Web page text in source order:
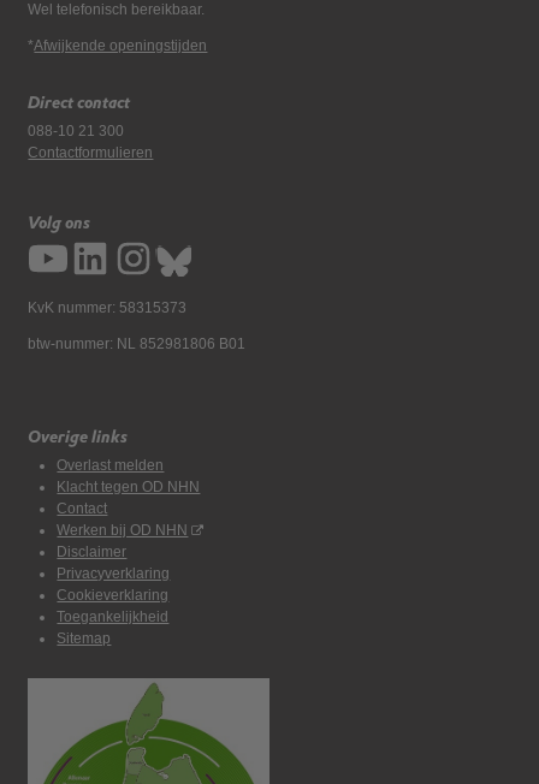
Wel telefonisch bereikbaar.
*Afwijkende openingstijden
Direct contact
088-10 21 300
Contactformulieren
Volg ons
KvK nummer: 58315373
btw-nummer: NL 852981806 B01
Overige links
Overlast melden
Klacht tegen OD NHN
Contact
Werken bij OD NHN
Disclaimer
Privacyverklaring
Cookieverklaring
Toegankelijkheid
Sitemap